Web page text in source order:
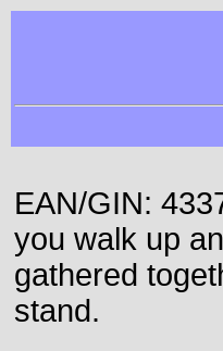
EAN/GIN:
you walk up
gathered
stand.